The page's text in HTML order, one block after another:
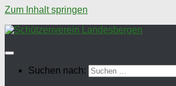
Zum Inhalt springen
Suchen nach: